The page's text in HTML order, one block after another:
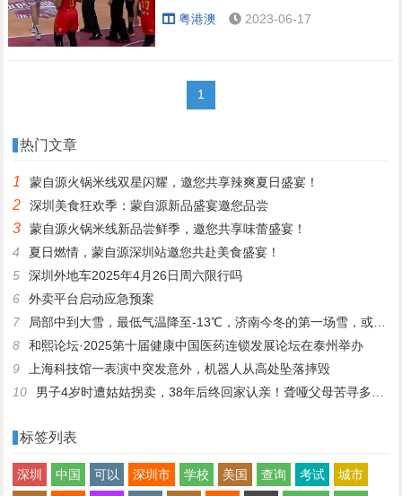
粤港澳 2023-06-17
1
热门文章
1 蒙自源火锅米线双星闪耀，邀您共享辣爽夏日盛宴！
2 深圳美食狂欢季：蒙自源新品盛宴邀您品尝
3
蒙自源火锅米线新品尝鲜季，邀您共享味蕾盛宴！
4
夏日燃情，蒙自源深圳站邀您共赴美食盛宴！
5
深圳外地车2025年4月26日周六限行吗
6
外卖平台启动应急预案
7
局部中到大雪，最低气温降至-13℃，济南今冬的第一场雪，或跟去年同一时间！
8
和熙论坛·2025第十届健康中国医药连锁发展论坛在泰州举办
9
上海科技馆一表演中突发意外，机器人从高处坠落摔毁
10
男子4岁时遭姑姑拐卖，38年后终回家认亲！聋哑父母苦寻多年，母亲已抱憾离世丨红星寻人
标签列表
深圳 中国 可以 深圳市 学校 美国 查询 考试
城市